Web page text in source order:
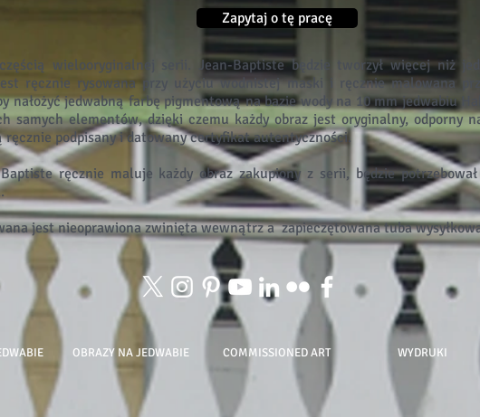
Zapytaj o tę pracę
wielooryginalnej serii. Jean-Baptiste będzie tworzył więcej niż
ręcznie rysowana przy użyciu wodnistej maski i ręcznie malowana
nałożyć jedwabną farbę pigmentową na bazie wody na 10 mm jedwabiu
samych elementów, dzięki czemu każdy obraz jest oryginalny, odporny
ręcznie podpisany i datowany certyfikat autentyczności.
ręcznie maluje każdy obraz zakupiony z serii, będzie
jest nieoprawiona zwinięta wewnątrz a zapieczętowana tuba
OBRAZY NA JEDWABIE COMMISSIONED ART WYDRUKI